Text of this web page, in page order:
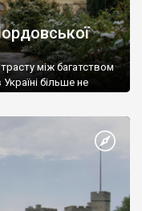
між багатством
більше не